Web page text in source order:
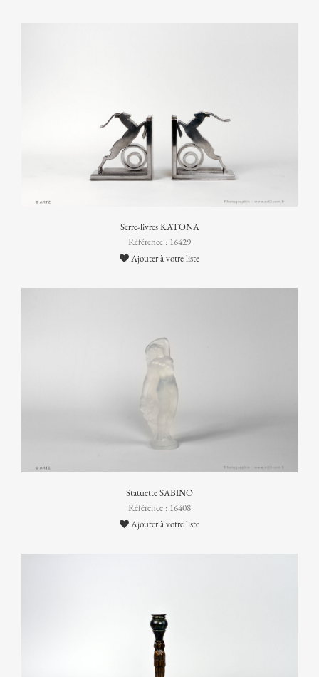
Serre-livres KATONA
Référence : 16429
Ajouter à votre liste
Statuette SABINO
Référence : 16408
Ajouter à votre liste